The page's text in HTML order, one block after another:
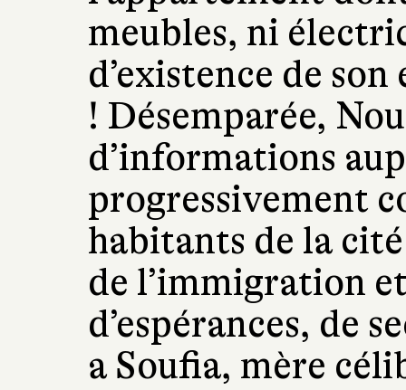
meubles, ni
d’existence de
! Désemparée,
d’informations
progressivement
habitants de la
de l’immigration
d’espérances, de
a Soufia, mère